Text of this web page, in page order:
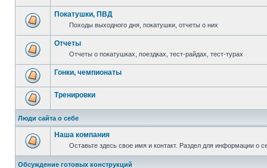
Покатушки, ПВД
Походы выходного дня, покатушки, отчеты о них
Отчеты
Отчеты о покатушках, поездках, тест-райдах, тест-турах
Гонки, чемпионаты
Тренировки
Люди сайта о себе
Наша компания
Оставьте здесь свое имя и контакт. Раздел для информации о
Обсуждение готовых конструкций